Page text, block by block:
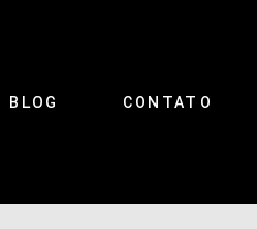
BLOG CONTATO